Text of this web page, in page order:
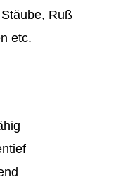
Ruß
etc.